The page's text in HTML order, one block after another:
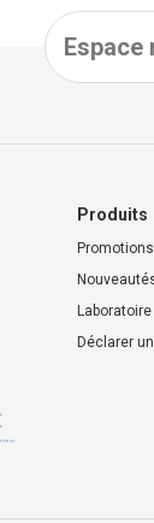
Produits
Promotions
Déclarer